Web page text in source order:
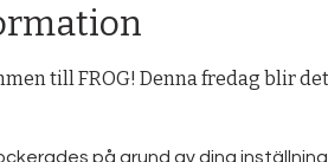
till FROG! Denna fredag blir
på grund av dina